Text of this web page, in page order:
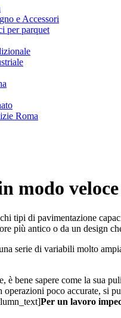
e Accessori
per parquet
Roma
modo veloce
tipi di pavimentazione
più antico o da un design
serie di variabili molto
è bene sapere come la sua
poco accurate, si
Per un lavoro